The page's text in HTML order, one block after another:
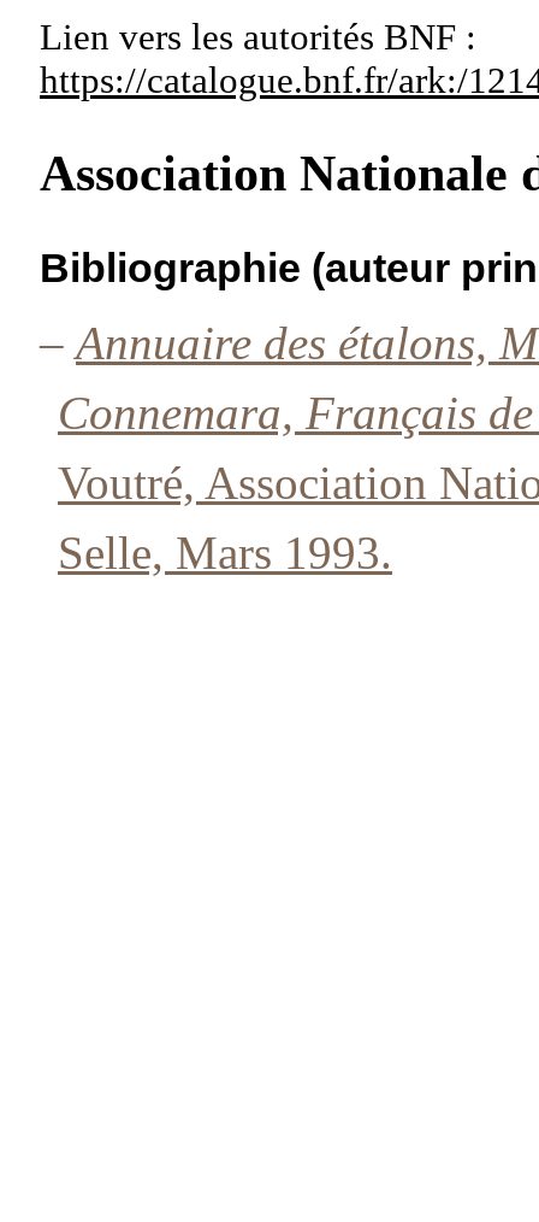
Lien vers les autorités BNF :
https://catalogue.bnf.fr/ark:/
Association Nationale
Bibliographie (auteur
–Annuaire des étalons,
Connemara, Français
Voutré, Association
Selle, Mars 1993.